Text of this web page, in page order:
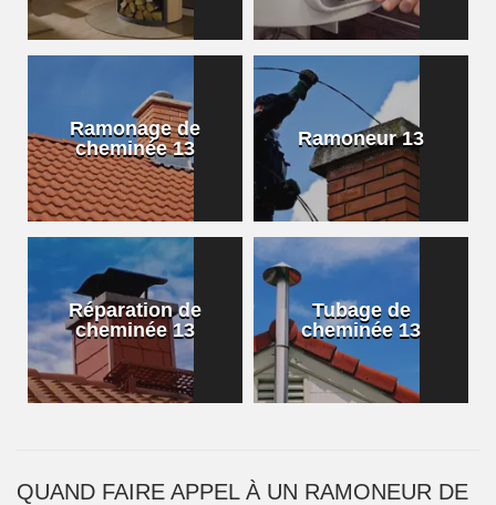
Ramonage de
cheminée 13
Ramoneur 13
Réparation de
cheminée 13
Tubage de
cheminée 13
QUAND FAIRE APPEL À UN RAMONEUR DE